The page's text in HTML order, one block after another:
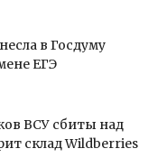
в Госдуму
ЕГЭ
ВСУ сбиты над
склад Wildberries